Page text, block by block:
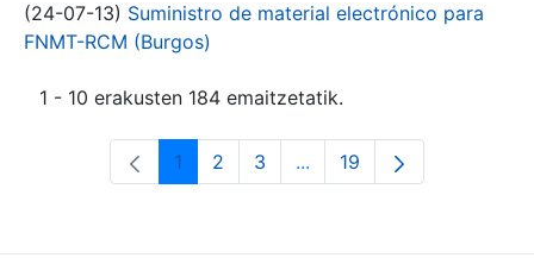
(24-07-13) Suministro de material electrónico para
FNMT-RCM (Burgos)
1 - 10 erakusten 184 emaitzetatik.
Orrialdea
1 Orrialdea
2 Orrialdea
3 ...Intermediate Pages Use
Orrialdea
19